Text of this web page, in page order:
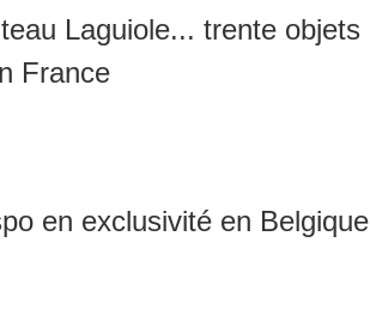
Laguiole... trente objets
France
en exclusivité en Belgique